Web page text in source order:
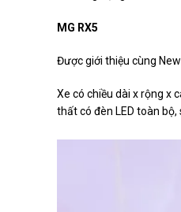
MG RX5
Được giới thiệu cùng
Xe có chiều dài x rộng x
thất có đèn LED toàn bộ,